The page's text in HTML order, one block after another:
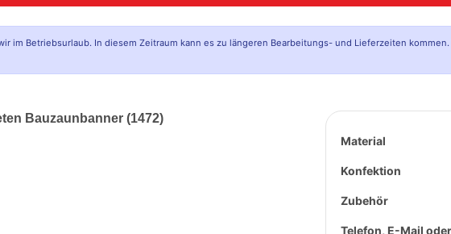
im Betriebsurlaub. In diesem Zeitraum kann es zu längeren Bearbeitungs- und Lieferzeiten
Bauzaunbanner (1472)
Material
Konfektion
Zubehör
Telefon, E-Mail